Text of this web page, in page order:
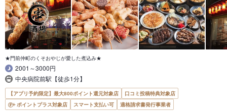
★門前仲町のくそおやじが愛した煮込み★
2001～3000円
中央病院前駅【徒歩1分】
【アプリ予約限定】最大800ポイント還元対象店
口コミ投稿特典対象店
ポイントプラス対象店
スマート支払い可 適格請求書発行事業者